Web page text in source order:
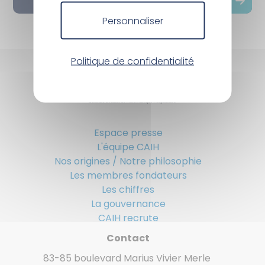
Personnaliser
Politique de confidentialité
Espace presse
L'équipe CAIH
Nos origines / Notre philosophie
Les membres fondateurs
Les chiffres
La gouvernance
CAIH recrute
Contact
83-85 boulevard Marius Vivier Merle